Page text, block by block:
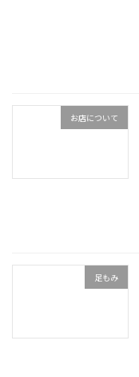
お店について
足もみ